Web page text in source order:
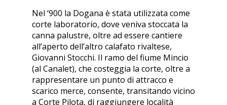
Nel ‘900 la Dogana è stata utilizzata come
corte laboratorio, dove veniva stoccata la
canna palustre, oltre ad essere cantiere
all’aperto dell’altro calafato rivaltese,
Giovanni Stocchi. Il ramo del fiume Mincio
(al Canalet), che costeggia la corte, oltre a
rappresentare un punto di attracco e
scarico merce, consente, transitando vicino
a Corte Pilota, di raggiungere località